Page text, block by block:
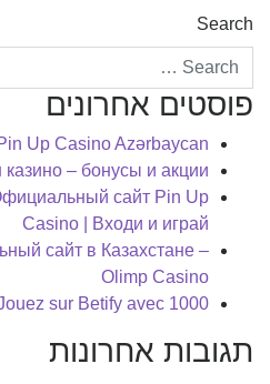
Search
פוסטים אחרונים
Up Casino Azərbaycan
– бонусы и акции
сайт Pin Up
Casino | Входи и играй
сайт в Казахстане –
Olimp Casino
sur Betify avec 1000 €
תגובות אחרונות